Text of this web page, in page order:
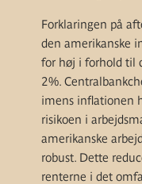
Forklaringen på
den amerikanske
for høj i forhold til
2%.
imens inflationen
risikoen i
amerikanske
robust. Dette
renterne i det